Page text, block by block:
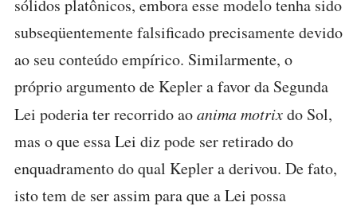
sólidos platônicos, embora esse modelo tenha sido
subseqüentemente falsificado precisamente devido
ao seu conteúdo empírico. Similarmente, o
próprio argumento de Kepler a favor da Segunda
Lei poderia ter recorrido aoanima motrixdo Sol,
mas o que essa Lei diz pode ser retirado do
enquadramento do qual Kepler a derivou. De fato,
isto tem de ser assim para que a Lei possa